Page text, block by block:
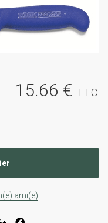
15.66 € T.T.C.
ami(e)